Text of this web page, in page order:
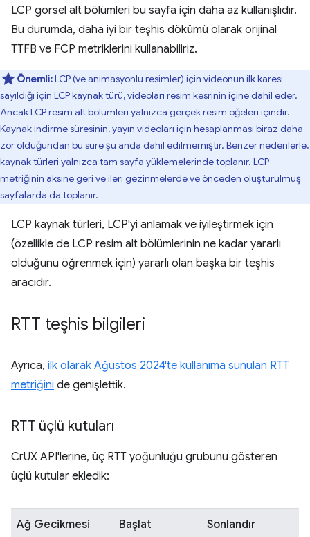
LCP görsel alt bölümleri bu sayfa için daha az kullanışlıdır.
Bu durumda, daha iyi bir teşhis dökümü olarak orijinal
TTFB ve FCP metriklerini kullanabiliriz.
Önemli:LCP (ve animasyonlu resimler) için videonun ilk karesi
sayıldığı için LCP kaynak türü, videoları resim kesrinin içine dahil eder.
Ancak LCP resim alt bölümleri yalnızca gerçek resim öğeleri içindir.
Kaynak indirme süresinin, yayın videoları için hesaplanması biraz daha
zor olduğundan bu süre şu anda dahil edilmemiştir. Benzer nedenlerle,
kaynak türleri yalnızca tam sayfa yüklemelerinde toplanır. LCP
metriğinin aksine geri ve ileri gezinmelerde ve önceden oluşturulmuş
sayfalarda da toplanır.
LCP kaynak türleri, LCP'yi anlamak ve iyileştirmek için
(özellikle de LCP resim alt bölümlerinin ne kadar yararlı
olduğunu öğrenmek için) yararlı olan başka bir teşhis
aracıdır.
RTT teşhis bilgileri
Ayrıca, ilk olarak Ağustos 2024'te kullanıma sunulan RTT
metriğini de genişlettik.
RTT üçlü kutuları
CrUX API'lerine, üç RTT yoğunluğu grubunu gösteren
üçlü kutular ekledik:
Ağ Gecikmesi Başlat Sonlandır